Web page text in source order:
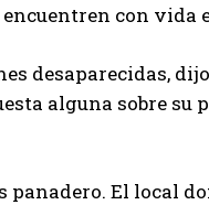
encuentren con vida
desaparecidas,
alguna sobre su
panadero. El local